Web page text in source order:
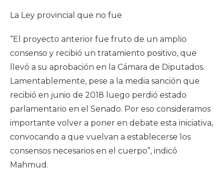
La Ley provincial que no fue
“El proyecto anterior fue fruto de un amplio
consenso y recibió un tratamiento positivo, que
llevó a su aprobación en la Cámara de Diputados.
Lamentablemente, pese a la media sanción que
recibió en junio de 2018 luego perdió estado
parlamentario en el Senado. Por eso consideramos
importante volver a poner en debate esta iniciativa,
convocando a que vuelvan a establecerse los
consensos necesarios en el cuerpo”, indicó
Mahmud.